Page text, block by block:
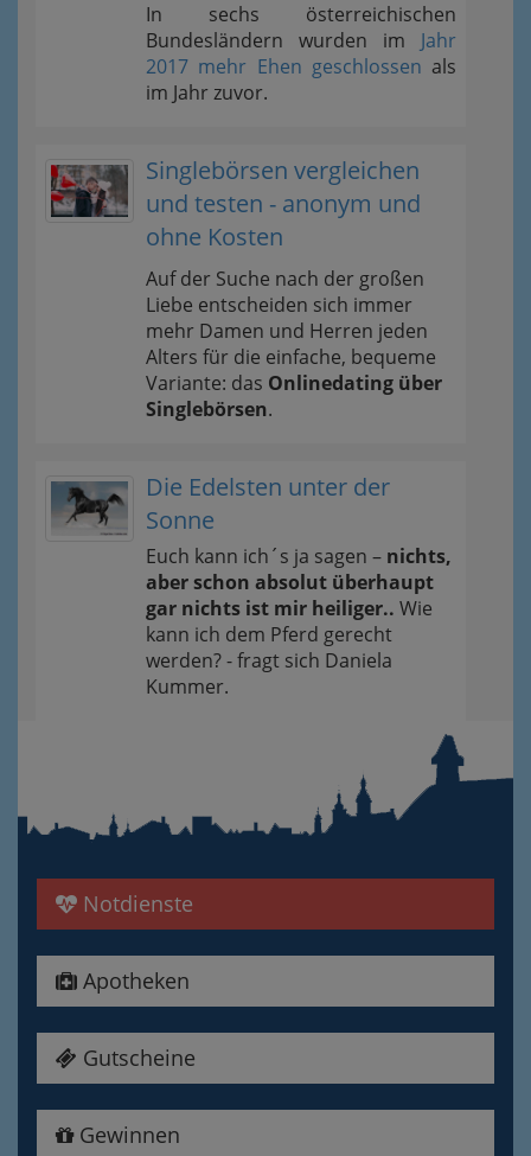
In sechs österreichischen
Bundesländern wurden im Jahr
2017 mehr Ehen geschlossen als
im Jahr zuvor.
Singlebörsen vergleichen
und testen - anonym und
ohne Kosten
Auf der Suche nach der großen
Liebe entscheiden sich immer
mehr Damen und Herren jeden
Alters für die einfache, bequeme
Variante: das Onlinedating über
Singlebörsen.
Die Edelsten unter der
Sonne
Euch kann ich´s ja sagen – nichts,
aber schon absolut überhaupt
gar nichts ist mir heiliger.. Wie
kann ich dem Pferd gerecht
werden? - fragt sich Daniela
Kummer.
Notdienste
Apotheken
Gutscheine
Gewinnen